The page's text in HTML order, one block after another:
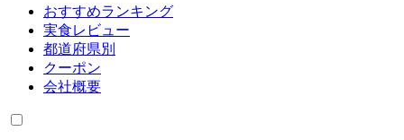
おすすめランキング
実食レビュー
都道府県別
クーポン
会社概要